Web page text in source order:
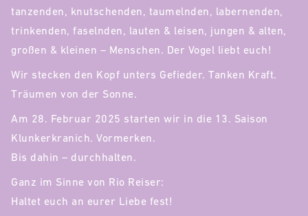
tanzenden, knutschenden, taumelnden, labernenden,
trinkenden, faselnden, lauten & leisen, jungen & alten,
großen & kleinen – Menschen. Der Vogel liebt euch!
Wir stecken den Kopf unters Gefieder. Tanken Kraft.
Träumen von der Sonne.
Am 28. Februar 2025 starten wir in die 13. Saison
Klunkerkranich. Vormerken.
Bis dahin – durchhalten.
Ganz im Sinne von Rio Reiser:
Haltet euch an eurer Liebe fest!